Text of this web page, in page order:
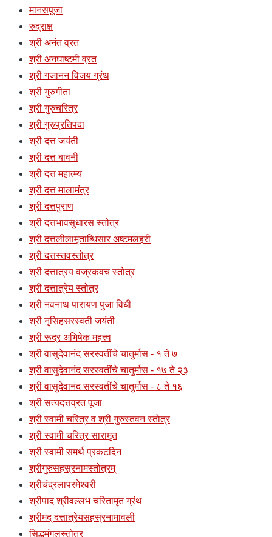
मानसपूजा
रुद्राक्ष
श्री अनंत व्रत
श्री अनघाष्टमी व्रत
श्री गजानन विजय ग्रंथ
श्री गुरुगीता
श्री गुरुचरित्र
श्री गुरुप्रतिपदा
श्री दत्त जयंती
श्री दत्त बावनी
श्री दत्त महात्म्य
श्री दत्त मालामंत्र
श्री दत्तपुराण
श्री दत्तभावसुधारस स्तोत्र
श्री दत्तलीलामृताब्धिसार अष्टमलहरी
श्री दत्तस्तवस्तोत्र
श्री दत्तात्रय वज्रकवच स्तोत्र
श्री दत्तात्रेय स्तोत्र
श्री नवनाथ पारायण पुजा विधी
श्री नृसिहसरस्वती जयंती
श्री रूद्र अभिषेक महत्त्व
श्री वासुदेवानंद सरस्वतींचे चातुर्मास - १ ते ७
श्री वासुदेवानंद सरस्वतींचे चातुर्मास - १७ ते २३
श्री वासुदेवानंद सरस्वतींचे चातुर्मास - ८ ते १६
श्री सत्यदत्तव्रत पूजा
श्री स्वामी चरित्र व श्री गुरुस्तवन स्तोत्र
श्री स्वामी चरित्र सारामृत
श्री स्वामी समर्थ प्रकटदिन
श्रीगुरुसहस्रनामस्तोत्रम्
श्रीचंद्रलापरमेश्वरी
श्रीपाद श्रीवल्लभ चरितामृत ग्रंथ
श्रीमद् दत्तात्रेयसहस्रनामावली
सिद्धमंगलस्तोत्र